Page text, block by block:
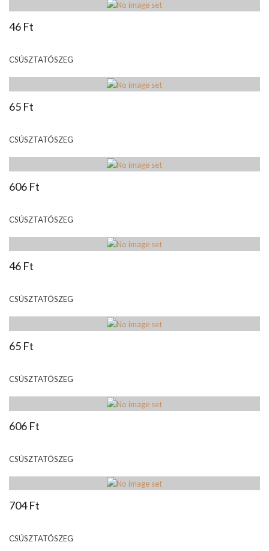
46 Ft
CSÚSZTATÓSZEG
65 Ft
CSÚSZTATÓSZEG
606 Ft
CSÚSZTATÓSZEG
46 Ft
CSÚSZTATÓSZEG
65 Ft
CSÚSZTATÓSZEG
606 Ft
CSÚSZTATÓSZEG
704 Ft
CSÚSZTATÓSZEG